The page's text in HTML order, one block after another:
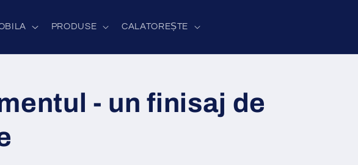
PRODUSE CALATOREȘTE
- un finisaj de